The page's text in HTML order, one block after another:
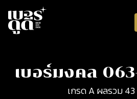
เบอร์มงคล
เกรด A ผลรวม 43